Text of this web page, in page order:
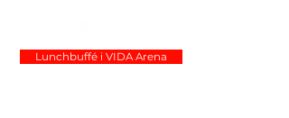
Lunchbuffé i VIDA Arena